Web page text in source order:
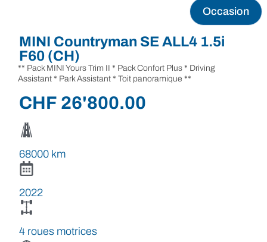
Occasion
MINI Countryman SE ALL4 1.5i
F60 (CH)
** Pack MINI Yours Trim II * Pack Confort Plus * Driving
Assistant * Park Assistant * Toit panoramique **
CHF 26'800.00
68000 km
2022
4 roues motrices